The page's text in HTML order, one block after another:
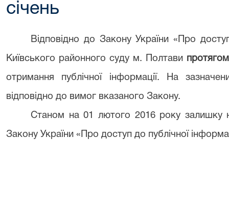
січень
Відповідно до Закону України «Про
Київського районного суду м. Полтави
отримання публічної інформації. На
відповідно до вимог вказаного Закону.
Станом на 01 лютого 2016 року залишку
Закону України «Про доступ до публічної